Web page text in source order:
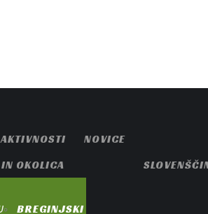
AKTIVNOSTI
IN OKOLICA
BREGINJSKI
NOVICE